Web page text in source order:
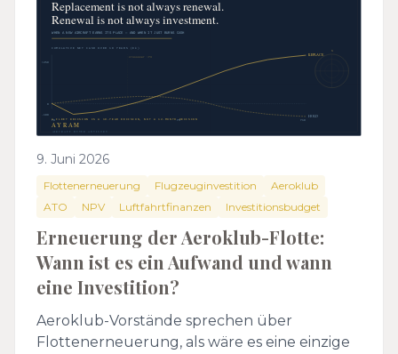
9. Juni 2026
Flottenerneuerung Flugzeuginvestition
Aeroklub
ATO
NPV Luftfahrtfinanzen Investitionsbudget
Erneuerung der Aeroklub-Flotte:
Wann ist es ein Aufwand und wann
eine Investition?
Aeroklub-Vorstände sprechen über
Flottenerneuerung, als wäre es eine einzige